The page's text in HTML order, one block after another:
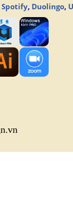
Spotify, Duolingo,